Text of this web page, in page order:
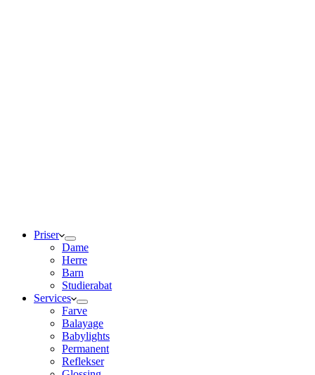
Priser
Dame
Herre
Barn
Studierabat
Services
Farve
Balayage
Babylights
Permanent
Reflekser